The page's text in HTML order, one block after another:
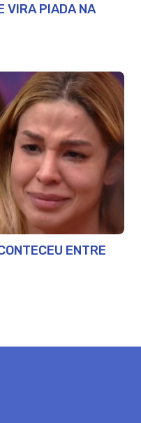
VIRA PIADA NA
ENTRE